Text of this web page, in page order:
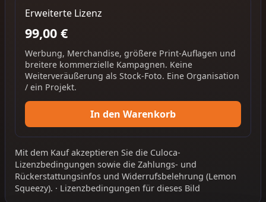
Erweiterte Lizenz
99,00 €
Werbung, Merchandise, größere Print-Auflagen und
breitere kommerzielle Kampagnen. Keine
Weiterveräußerung als Stock-Foto. Eine Organisation
/ ein Projekt.
In den Warenkorb
Mit dem Kauf akzeptieren Sie die Culoca-
Lizenzbedingungen sowie die Zahlungs- und
Rückerstattungsinfos und Widerrufsbelehrung (Lemon
Squeezy). · Lizenzbedingungen für dieses Bild